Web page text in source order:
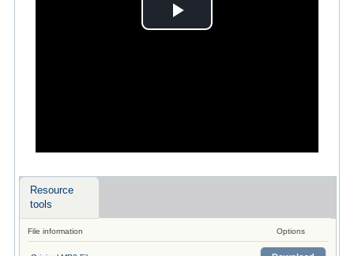
Play
Resource
tools
File information Options